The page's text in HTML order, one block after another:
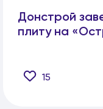
Донстрой
плиту на
15